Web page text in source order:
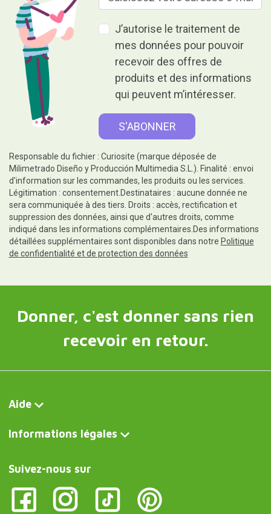
J’autorise le traitement de
mes données pour pouvoir
recevoir des offres de
produits et des informations
qui peuvent m’intéresser.
Responsable du fichier : Curiosite (marque déposée de
Milimetrado Diseño y Producción Multimedia S.L.). Finalité : envoi
d'information sur les commandes, les produits ou les services.
Légitimation : consentement.Destinataires : aucune donnée ne
sera communiquée à des tiers. Droits : accès, rectification et
suppression des données, ainsi que d'autres droits, comme
indiqué dans les informations complémentaires.Des informations
détaillées supplémentaires sont disponibles dans notre Politique
de confidentialité et de protection des données
Donner, c'est donner sans rien
recevoir en retour.
Aide
Informations légales
Suivez-nous sur